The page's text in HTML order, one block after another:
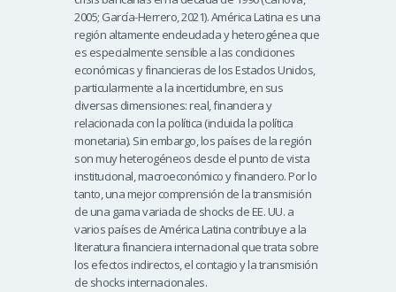
2005; García-Herrero, 2021). América Latina es una
región altamente endeudada y heterogénea que
es especialmente sensible a las condiciones
económicas y financieras de los Estados Unidos,
particularmente a la incertidumbre, en sus
diversas dimensiones: real, financiera y
relacionada con la política (incluida la política
monetaria). Sin embargo, los países de la región
son muy heterogéneos desde el punto de vista
institucional, macroeconómico y financiero. Por lo
tanto, una mejor comprensión de la transmisión
de una gama variada de shocks de EE. UU. a
varios países de América Latina contribuye a la
literatura financiera internacional que trata sobre
los efectos indirectos, el contagio y la transmisión
de shocks internacionales.